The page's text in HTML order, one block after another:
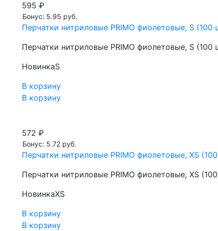
595 ₽
Бонус: 5.95 руб.
Перчатки нитриловые PRIMO фиолетовые, S (100
Перчатки нитриловые PRIMO фиолетовые, S (100
НовинкаS
В корзину
В корзину
572 ₽
Бонус: 5.72 руб.
Перчатки нитриловые PRIMO фиолетовые, XS
Перчатки нитриловые PRIMO фиолетовые, XS
НовинкаXS
В корзину
В корзину